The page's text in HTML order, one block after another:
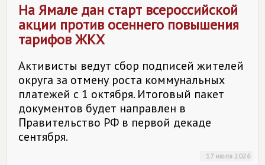
На Ямале дан старт всероссийской
акции против осеннего повышения
тарифов ЖКХ
Активисты ведут сбор подписей жителей
округа за отмену роста коммунальных
платежей с 1 октября. Итоговый пакет
документов будет направлен в
Правительство РФ в первой декаде
сентября.
17 июля 2026